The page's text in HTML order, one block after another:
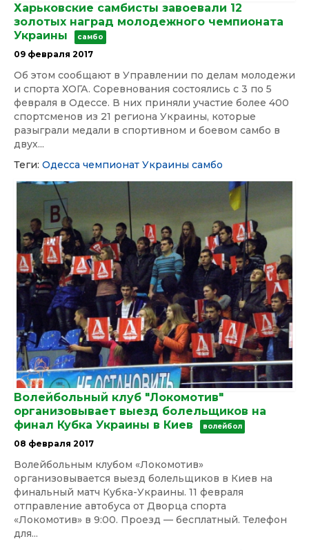
Харьковские самбисты завоевали 12
золотых наград молодежного чемпионата
Украины
самбо
09 февраля 2017
Об этом сообщают в Управлении по делам молодежи
и спорта ХОГА. Соревнования состоялись с 3 по 5
февраля в Одессе. В них приняли участие более 400
спортсменов из 21 региона Украины, которые
разыграли медали в спортивном и боевом самбо в
двух...
Теги: Одесса чемпионат Украины самбо
Волейбольный клуб "Локомотив"
организовывает выезд болельщиков на
финал Кубка Украины в Киев
волейбол
08 февраля 2017
Волейбольным клубом «Локомотив»
организовывается выезд болельщиков в Киев на
финальный матч Кубка-Украины. 11 февраля
отправление автобуса от Дворца спорта
«Локомотив» в 9:00. Проезд — бесплатный. Телефон
для...